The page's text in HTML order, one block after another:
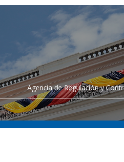
Agencia de Regulación y